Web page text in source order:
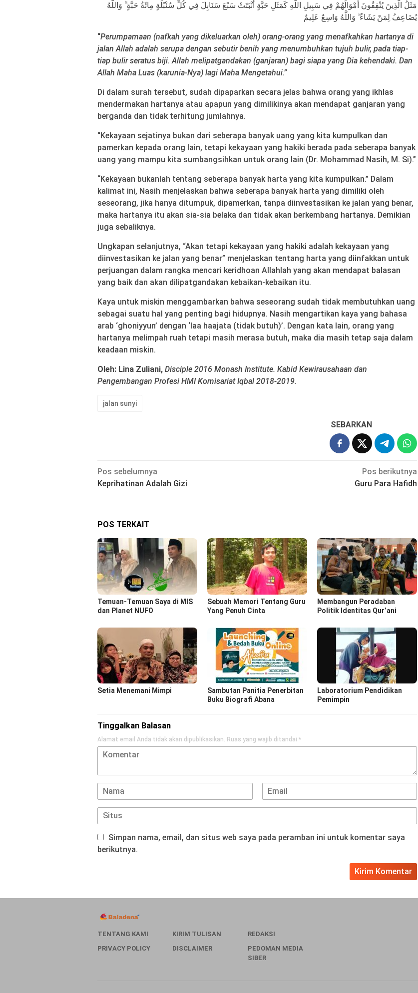
مَثَلُ الَّذِينَ يُنْفِقُونَ أَمْوَالَهُمْ فِي سَبِيلِ اللَّهِ كَمَثَلِ حَبَّةٍ أَنْبَتَتْ سَبْعَ سَنَابِلَ فِي كُلِّ سُنْبُلَةٍ مِائَةُ حَبَّةٍ ۗ وَاللَّهُ
يُضَاعِفُ لِمَنْ يَشَاءُ ۗ وَاللَّهُ وَاسِعٌ عَلِيمٌ
“Perumpamaan (nafkah yang dikeluarkan oleh) orang-orang yang menafkahkan hartanya di
jalan Allah adalah serupa dengan sebutir benih yang menumbuhkan tujuh bulir, pada tiap-
tiap bulir seratus biji. Allah melipatgandakan (ganjaran) bagi siapa yang Dia kehendaki. Dan
Allah Maha Luas (karunia-Nya) lagi Maha Mengetahui.”
Di dalam surah tersebut, sudah dipaparkan secara jelas bahwa orang yang ikhlas
mendermakan hartanya atau apapun yang dimilikinya akan mendapat ganjaran yang
berganda dan tidak terhitung jumlahnya.
“Kekayaan sejatinya bukan dari seberapa banyak uang yang kita kumpulkan dan
pamerkan kepada orang lain, tetapi kekayaan yang hakiki berada pada seberapa banyak
uang yang mampu kita sumbangsihkan untuk orang lain (Dr. Mohammad Nasih, M. Si).”
“Kekayaan bukanlah tentang seberapa banyak harta yang kita kumpulkan.” Dalam
kalimat ini, Nasih menjelaskan bahwa seberapa banyak harta yang dimiliki oleh
seseorang, jika hanya ditumpuk, dipamerkan, tanpa diinvestasikan ke jalan yang benar,
maka hartanya itu akan sia-sia belaka dan tidak akan berkembang hartanya. Demikian
juga sebaliknya.
Ungkapan selanjutnya, “Akan tetapi kekayaan yang hakiki adalah kekayaan yang
diinvestasikan ke jalan yang benar” menjelaskan tentang harta yang diinfakkan untuk
perjuangan dalam rangka mencari keridhoan Allahlah yang akan mendapat balasan
yang baik dan akan dilipatgandakan kebaikan-kebaikan itu.
Kaya untuk miskin menggambarkan bahwa seseorang sudah tidak membutuhkan uang
sebagai suatu hal yang penting bagi hidupnya. Nasih mengartikan kaya yang bahasa
arab ‘ghoniyyun’ dengan ‘laa haajata (tidak butuh)’. Dengan kata lain, orang yang
hartanya melimpah ruah tetapi masih merasa butuh, maka dia masih tetap saja dalam
keadaan miskin.
Oleh: Lina Zuliani, Disciple 2016 Monash Institute. Kabid Kewirausahaan dan
Pengembangan Profesi HMI Komisariat Iqbal 2018-2019.
jalan sunyi
SEBARKAN
Navigasi
pos
Pos sebelumnya
Keprihatinan Adalah Gizi
Pos berikutnya
Guru Para Hafidh
POS TERKAIT
Temuan-Temuan Saya di MIS
dan Planet NUFO
Sebuah Memori Tentang Guru
Yang Penuh Cinta
Membangun Peradaban
Politik Identitas Qur’ani
Setia Menemani Mimpi
Sambutan Panitia Penerbitan
Buku Biografi Abana
Laboratorium Pendidikan
Pemimpin
Tinggalkan Balasan
Alamat email Anda tidak akan dipublikasikan. Ruas yang wajib ditandai *
Simpan nama, email, dan situs web saya pada peramban ini untuk komentar saya
berikutnya.
TENTANG KAMI KIRIM TULISAN
REDAKSI
PRIVACY POLICY
DISCLAIMER
PEDOMAN MEDIA
SIBER